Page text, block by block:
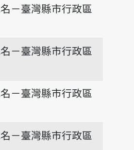
－臺灣縣市行政區
－臺灣縣市行政區
－臺灣縣市行政區
－臺灣縣市行政區